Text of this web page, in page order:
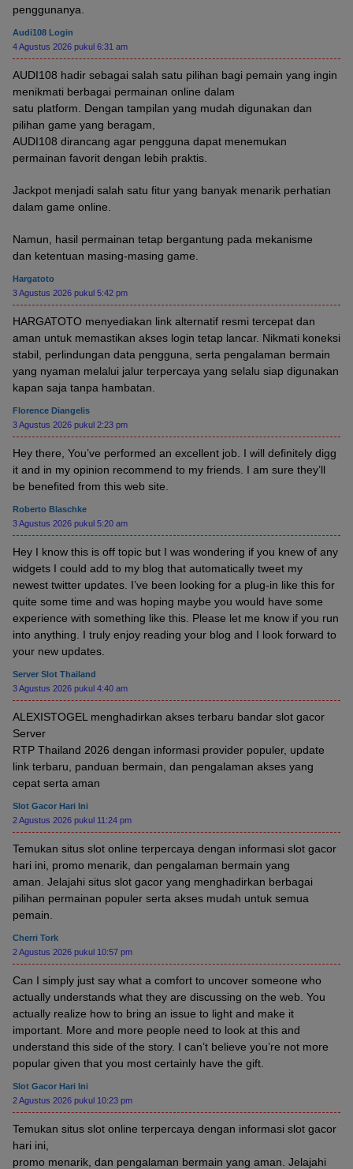
penggunanya.
Audi108 Login
4 Agustus 2026 pukul 6:31 am
AUDI108 hadir sebagai salah satu pilihan bagi pemain yang ingin
menikmati berbagai permainan online dalam
satu platform. Dengan tampilan yang mudah digunakan dan
pilihan game yang beragam,
AUDI108 dirancang agar pengguna dapat menemukan
permainan favorit dengan lebih praktis.
Jackpot menjadi salah satu fitur yang banyak menarik perhatian
dalam game online.
Namun, hasil permainan tetap bergantung pada mekanisme
dan ketentuan masing-masing game.
Hargatoto
3 Agustus 2026 pukul 5:42 pm
HARGATOTO menyediakan link alternatif resmi tercepat dan
aman untuk memastikan akses login tetap lancar. Nikmati koneksi
stabil, perlindungan data pengguna, serta pengalaman bermain
yang nyaman melalui jalur terpercaya yang selalu siap digunakan
kapan saja tanpa hambatan.
Florence Diangelis
3 Agustus 2026 pukul 2:23 pm
Hey there, You’ve performed an excellent job. I will definitely digg
it and in my opinion recommend to my friends. I am sure they’ll
be benefited from this web site.
Roberto Blaschke
3 Agustus 2026 pukul 5:20 am
Hey I know this is off topic but I was wondering if you knew of any
widgets I could add to my blog that automatically tweet my
newest twitter updates. I’ve been looking for a plug-in like this for
quite some time and was hoping maybe you would have some
experience with something like this. Please let me know if you run
into anything. I truly enjoy reading your blog and I look forward to
your new updates.
Server Slot Thailand
3 Agustus 2026 pukul 4:40 am
ALEXISTOGEL menghadirkan akses terbaru bandar slot gacor
Server
RTP Thailand 2026 dengan informasi provider populer, update
link terbaru, panduan bermain, dan pengalaman akses yang
cepat serta aman
Slot Gacor Hari Ini
2 Agustus 2026 pukul 11:24 pm
Temukan situs slot online terpercaya dengan informasi slot gacor
hari ini, promo menarik, dan pengalaman bermain yang
aman. Jelajahi situs slot gacor yang menghadirkan berbagai
pilihan permainan populer serta akses mudah untuk semua
pemain.
Cherri Tork
2 Agustus 2026 pukul 10:57 pm
Can I simply just say what a comfort to uncover someone who
actually understands what they are discussing on the web. You
actually realize how to bring an issue to light and make it
important. More and more people need to look at this and
understand this side of the story. I can’t believe you’re not more
popular given that you most certainly have the gift.
Slot Gacor Hari Ini
2 Agustus 2026 pukul 10:23 pm
Temukan situs slot online terpercaya dengan informasi slot gacor
hari ini,
promo menarik, dan pengalaman bermain yang aman. Jelajahi